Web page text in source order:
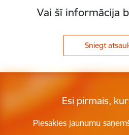
Vai šī informācija
Sniegt
Esi pirmais,
Piesakies jaunumu